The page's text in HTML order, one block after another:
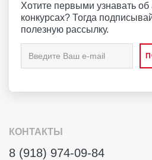
Хотите первыми узнавать об
конкурсах? Тогда
полезную рассылку.
КОНТАКТЫ
8 (918) 974-09-84